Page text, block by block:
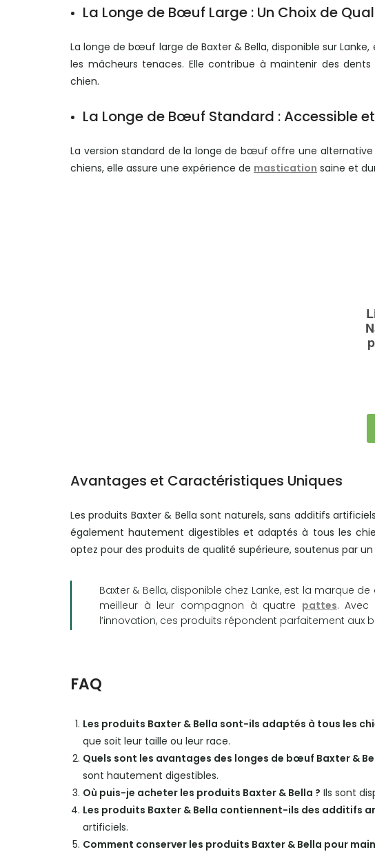
La Longe de Bœuf Large : Un Choix de
La longe de bœuf large de Baxter & Bella, disponible sur
les mâcheurs tenaces. Elle contribue à maintenir des
chien.
La Longe de Bœuf Standard : Accessible
La version standard de la longe de bœuf offre une
chiens, elle assure une expérience de mastication saine et
Avantages et Caractéristiques Uniques
Les produits Baxter & Bella sont naturels, sans additifs
également hautement digestibles et adaptés à tous les
optez pour des produits de qualité supérieure, soutenus par
Baxter & Bella, disponible chez Lanke, est la marque
meilleur à leur compagnon à quatre pattes. Avec
l’innovation, ces produits répondent parfaitement aux
FAQ
Les produits Baxter & Bella sont-ils adaptés à tous les
que soit leur taille ou leur race.
Quels sont les avantages des longes de bœuf Baxter &
sont hautement digestibles.
Où puis-je acheter les produits Baxter & Bella ? Ils sont
Les produits Baxter & Bella contiennent-ils des additifs
artificiels.
Comment conserver les produits Baxter & Bella pour